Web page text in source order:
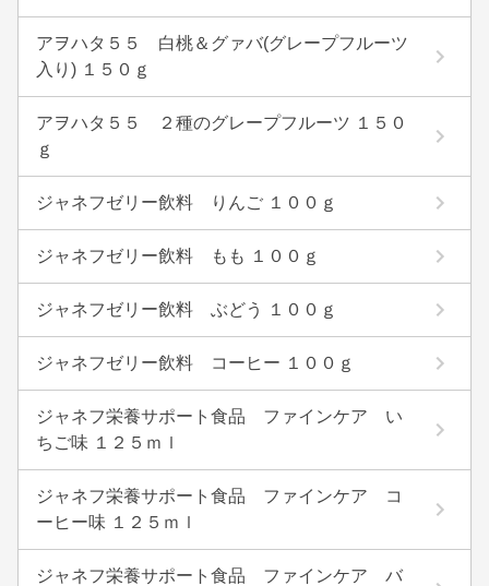
アヲハタ５５ 白桃＆グァバ(グレープフルーツ
入り) １５０ｇ
アヲハタ５５ ２種のグレープフルーツ １５０
ｇ
ジャネフゼリー飲料 りんご １００ｇ
ジャネフゼリー飲料 もも １００ｇ
ジャネフゼリー飲料 ぶどう １００ｇ
ジャネフゼリー飲料 コーヒー １００ｇ
ジャネフ栄養サポート食品 ファインケア い
ちご味 １２５ｍｌ
ジャネフ栄養サポート食品 ファインケア コ
ーヒー味 １２５ｍｌ
ジャネフ栄養サポート食品 ファインケア バ